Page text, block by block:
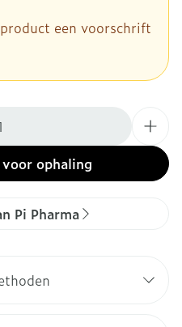
een voorschrift
ophaling
Pi Pharma